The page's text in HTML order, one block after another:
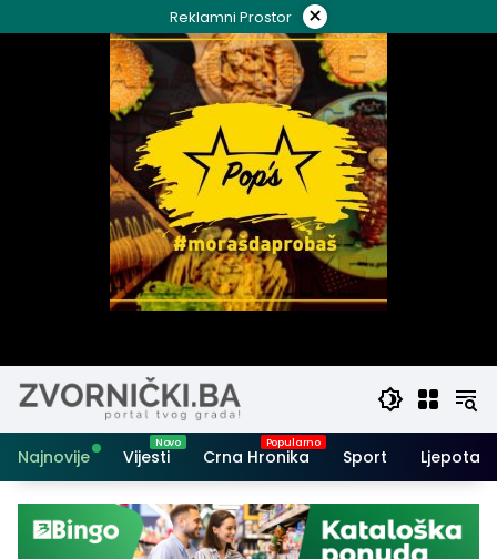
to
Reklamni Prostor ×
Najnovije Vijesti Crna Hronika Sport Ljepota i